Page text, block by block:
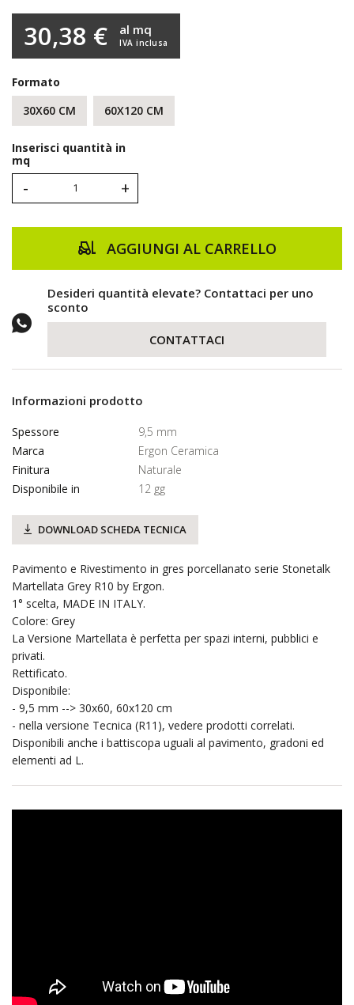
30,38 € IVA inclusa
al mq
Formato
30X60 CM
60X120 CM
Inserisci quantità in
mq
- +
AGGIUNGI AL CARRELLO
Desideri quantità elevate? Contattaci per uno
sconto
CONTATTACI
Informazioni prodotto
Spessore
9,5 mm
Marca
Ergon Ceramica
Finitura
Naturale
Disponibile in
12 gg
DOWNLOAD SCHEDA TECNICA
Pavimento e Rivestimento in gres porcellanato serie Stonetalk
Martellata Grey R10 by Ergon.
1° scelta, MADE IN ITALY.
Colore: Grey
La Versione Martellata è perfetta per spazi interni, pubblici e
privati.
Rettificato.
Disponibile:
- 9,5 mm --> 30x60, 60x120 cm
- nella versione Tecnica (R11), vedere prodotti correlati.
Disponibili anche i battiscopa uguali al pavimento, gradoni ed
elementi ad L.